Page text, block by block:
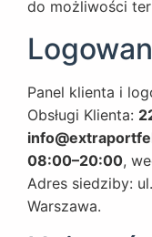
do możliwości
Panel klienta i
Obsługi Klienta:
08:00–20:00,
Adres siedziby:
Warszawa.